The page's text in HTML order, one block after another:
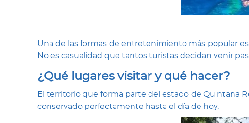
Una de las formas de entretenimiento más popular
No es casualidad que tantos turistas decidan venir
¿Qué lugares visitar y qué hacer?
El territorio que forma parte del estado de Quintana
conservado perfectamente hasta el día de hoy.